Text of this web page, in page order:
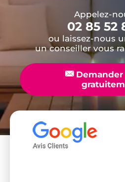
Appelez-
02 85 52
ou laissez-nous
un conseiller vous
📧Demander